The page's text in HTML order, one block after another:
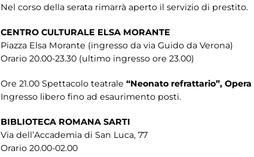
Nel corso della serata rimarrà aperto il servizio di prestito.
CENTRO CULTURALE ELSA MORANTE
Piazza Elsa Morante (ingresso da via Guido da Verona)
Orario 20.00-23.30 (ultimo ingresso ore 23.00)
Ore 21.00 Spettacolo teatrale “Neonato refrattario”,
Ingresso libero fino ad esaurimento posti.
BIBLIOTECA ROMANA SARTI
Via dell’Accademia di San Luca, 77
Orario 20.00-02.00